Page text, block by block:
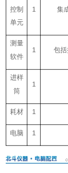
控制
单元
1 集
测量
软件
1 包
进样
筒
1
耗材 1
电脑 1